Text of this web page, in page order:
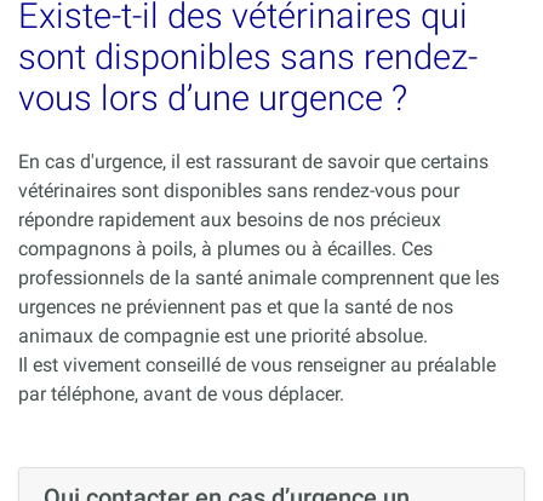
Existe-t-il des vétérinaires qui
sont disponibles sans rendez-
vous lors d’une urgence ?
En cas d'urgence, il est rassurant de savoir que certains
vétérinaires sont disponibles sans rendez-vous pour
répondre rapidement aux besoins de nos précieux
compagnons à poils, à plumes ou à écailles. Ces
professionnels de la santé animale comprennent que les
urgences ne préviennent pas et que la santé de nos
animaux de compagnie est une priorité absolue.
Il est vivement conseillé de vous renseigner au préalable
par téléphone, avant de vous déplacer.